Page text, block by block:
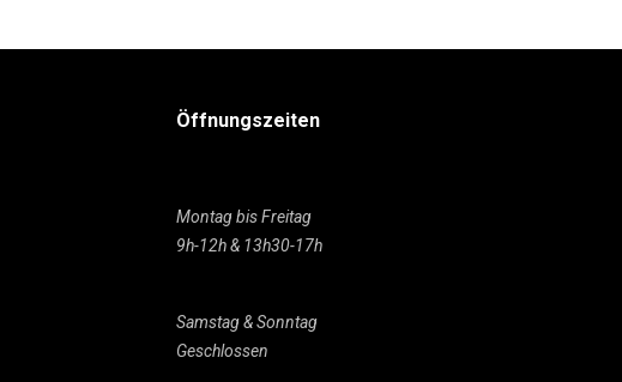
Öffnungszeiten
Montag bis Freitag
9h-12h & 13h30-17h
Samstag & Sonntag
Geschlossen